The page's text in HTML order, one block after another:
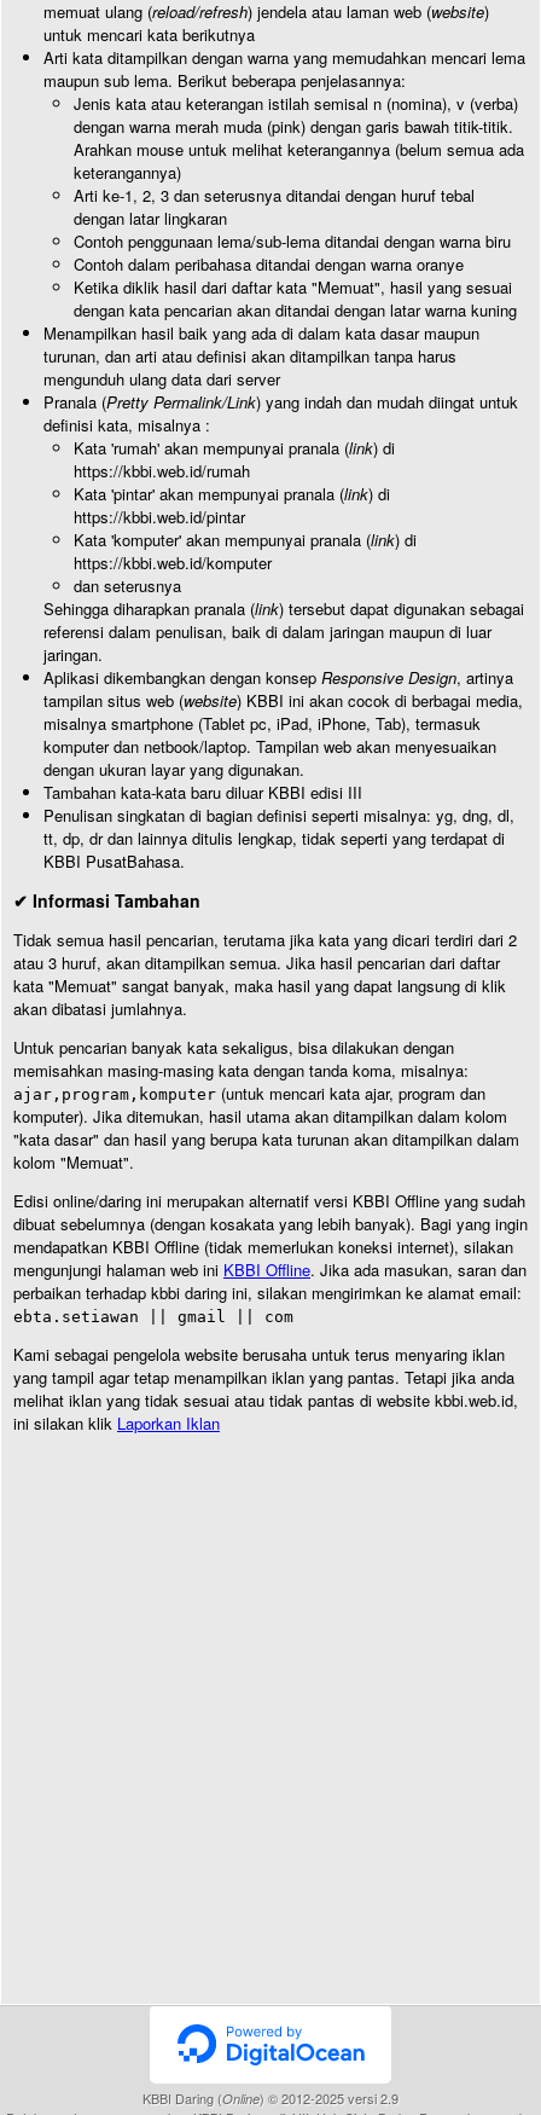
memuat ulang (reload/refresh) jendela atau laman web (website)
untuk mencari kata berikutnya
Arti kata ditampilkan dengan warna yang memudahkan mencari lema
maupun sub lema. Berikut beberapa penjelasannya:
Jenis kata atau keterangan istilah semisal n (nomina), v (verba)
dengan warna merah muda (pink) dengan garis bawah titik-titik.
Arahkan mouse untuk melihat keterangannya (belum semua ada
keterangannya)
Arti ke-1, 2, 3 dan seterusnya ditandai dengan huruf tebal
dengan latar lingkaran
Contoh penggunaan lema/sub-lema ditandai dengan warna biru
Contoh dalam peribahasa ditandai dengan warna oranye
Ketika diklik hasil dari daftar kata "Memuat", hasil yang sesuai
dengan kata pencarian akan ditandai dengan latar warna kuning
Menampilkan hasil baik yang ada di dalam kata dasar maupun
turunan, dan arti atau definisi akan ditampilkan tanpa harus
mengunduh ulang data dari server
Pranala (Pretty Permalink/Link) yang indah dan mudah diingat untuk
definisi kata, misalnya :
Kata 'rumah' akan mempunyai pranala (link) di
https://kbbi.web.id/rumah
Kata 'pintar' akan mempunyai pranala (link) di
https://kbbi.web.id/pintar
Kata 'komputer' akan mempunyai pranala (link) di
https://kbbi.web.id/komputer
dan seterusnya
Sehingga diharapkan pranala (link) tersebut dapat digunakan sebagai
referensi dalam penulisan, baik di dalam jaringan maupun di luar
jaringan.
Aplikasi dikembangkan dengan konsep Responsive Design, artinya
tampilan situs web (website) KBBI ini akan cocok di berbagai media,
misalnya smartphone (Tablet pc, iPad, iPhone, Tab), termasuk
komputer dan netbook/laptop. Tampilan web akan menyesuaikan
dengan ukuran layar yang digunakan.
Tambahan kata-kata baru diluar KBBI edisi III
Penulisan singkatan di bagian definisi seperti misalnya: yg, dng, dl,
tt, dp, dr dan lainnya ditulis lengkap, tidak seperti yang terdapat di
KBBI PusatBahasa.
✔ Informasi Tambahan
Tidak semua hasil pencarian, terutama jika kata yang dicari terdiri dari 2
atau 3 huruf, akan ditampilkan semua. Jika hasil pencarian dari daftar
kata "Memuat" sangat banyak, maka hasil yang dapat langsung di klik
akan dibatasi jumlahnya.
Untuk pencarian banyak kata sekaligus, bisa dilakukan dengan
memisahkan masing-masing kata dengan tanda koma, misalnya:
ajar,program,komputer (untuk mencari kata ajar, program dan
komputer). Jika ditemukan, hasil utama akan ditampilkan dalam kolom
"kata dasar" dan hasil yang berupa kata turunan akan ditampilkan dalam
kolom "Memuat".
Edisi online/daring ini merupakan alternatif versi KBBI Offline yang sudah
dibuat sebelumnya (dengan kosakata yang lebih banyak). Bagi yang ingin
mendapatkan KBBI Offline (tidak memerlukan koneksi internet), silakan
mengunjungi halaman web ini KBBI Offline. Jika ada masukan, saran dan
perbaikan terhadap kbbi daring ini, silakan mengirimkan ke alamat email:
ebta.setiawan || gmail || com
Kami sebagai pengelola website berusaha untuk terus menyaring iklan
yang tampil agar tetap menampilkan iklan yang pantas. Tetapi jika anda
melihat iklan yang tidak sesuai atau tidak pantas di website kbbi.web.id,
ini silakan klik Laporkan Iklan
KBBI Daring (Online) © 2012-2025 versi 2.9